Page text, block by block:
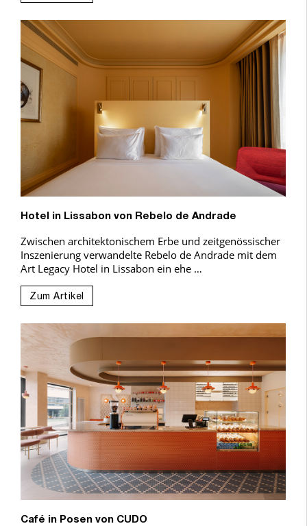
Hotel in Lissabon von Rebelo de Andrade
Zwischen architektonischem Erbe und zeitgenössischer
Inszenierung verwandelte Rebelo de Andrade mit dem
Art Legacy Hotel in Lissabon ein ehe …
Zum Artikel
Café in Posen von CUDO